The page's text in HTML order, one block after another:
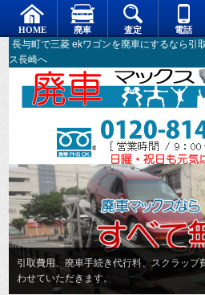
長与町で三菱 ekワゴンを廃車にするなら引
ス長崎へ